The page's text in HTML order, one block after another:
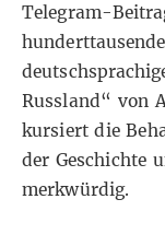
Telegram-
Russland“ von
kursiert die
der Geschichte
merkwürdig.